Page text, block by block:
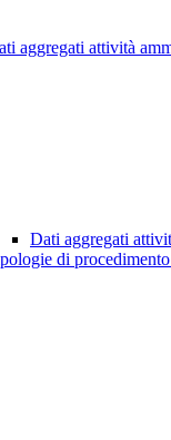
aggregati attività
Dati aggregati
di procedimento